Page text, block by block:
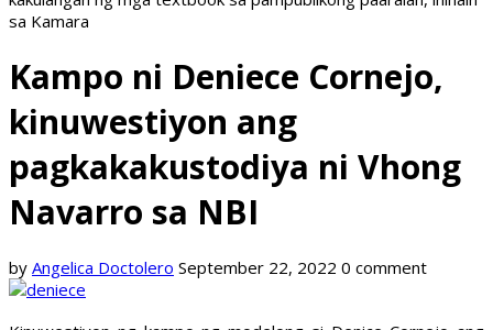
sa Kamara
Kampo ni Deniece Cornejo,
kinuwestiyon ang
pagkakakustodiya ni Vhong
Navarro sa NBI
by Angelica Doctolero September 22, 2022 0 comment